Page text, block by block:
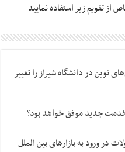
تقویم زیر استفاده نمایید
نوین در دانشگاه شیراز را تغییر
جدید موفق خواهد بود؟
در ورود به بازارهای بین الملل